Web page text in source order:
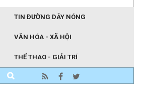
TIN ĐƯỜNG DÂY NÓNG
VĂN HÓA - XÃ HỘI
THỂ THAO - GIẢI TRÍ